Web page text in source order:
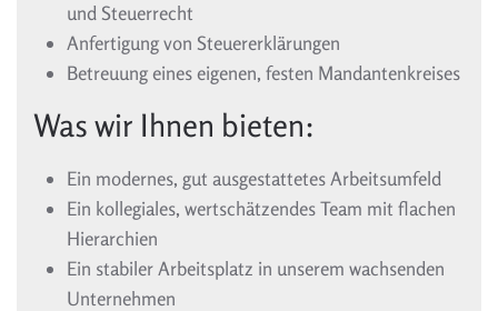
und Steuerrecht
Anfertigung von Steuererklärungen
Betreuung eines eigenen, festen Mandantenkreises
Was wir Ihnen bieten:
Ein modernes, gut ausgestattetes Arbeitsumfeld
Ein kollegiales, wertschätzendes Team mit flachen
Hierarchien
Ein stabiler Arbeitsplatz in unserem wachsenden
Unternehmen